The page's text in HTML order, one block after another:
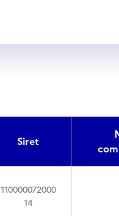
Siret
110000072000
14